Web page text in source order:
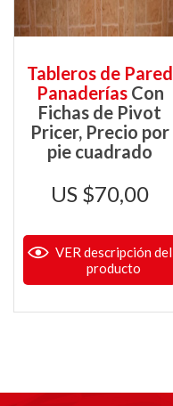
Tableros de Pared
PanaderíasCon
Fichas de Pivot
Pricer, Precio por
pie cuadrado
$70,00
VER descripción del
producto